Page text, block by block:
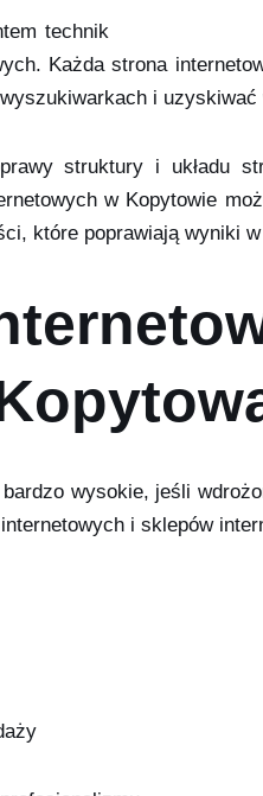
technik
Każda strona
i
struktury i układu
w Kopytowie
które poprawiają wyniki
wysokie, jeśli
i sklepów